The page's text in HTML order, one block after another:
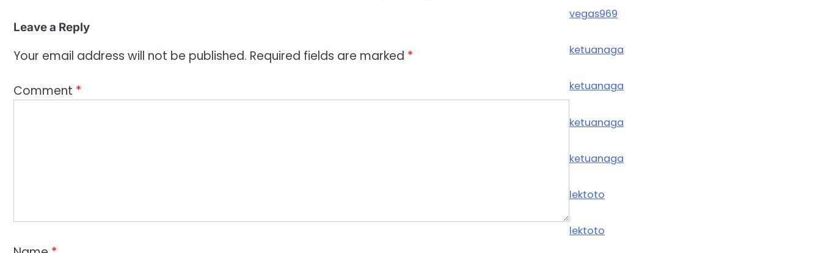
Leave a Reply
Your email address will not be published. Required fields are marked *
Comment *
vegas969
ketuanaga
ketuanaga
ketuanaga
ketuanaga
lektoto
lektoto